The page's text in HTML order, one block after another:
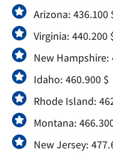
Arizona: 436.100
Virginia: 440.200
New Hampshire:
Idaho: 460.900 $
Rhode Island:
Montana:
New Jersey: